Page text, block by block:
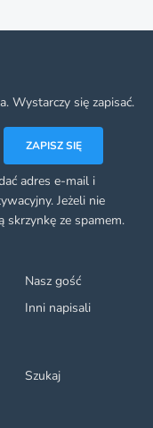
Nasz gość
Inni napisali
Szukaj
Wystarczy się zapisać.
ZAPISZ SIĘ
adres e-mail i
Jeżeli nie
skrzynkę ze spamem.